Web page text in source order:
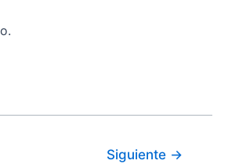
Siguiente →